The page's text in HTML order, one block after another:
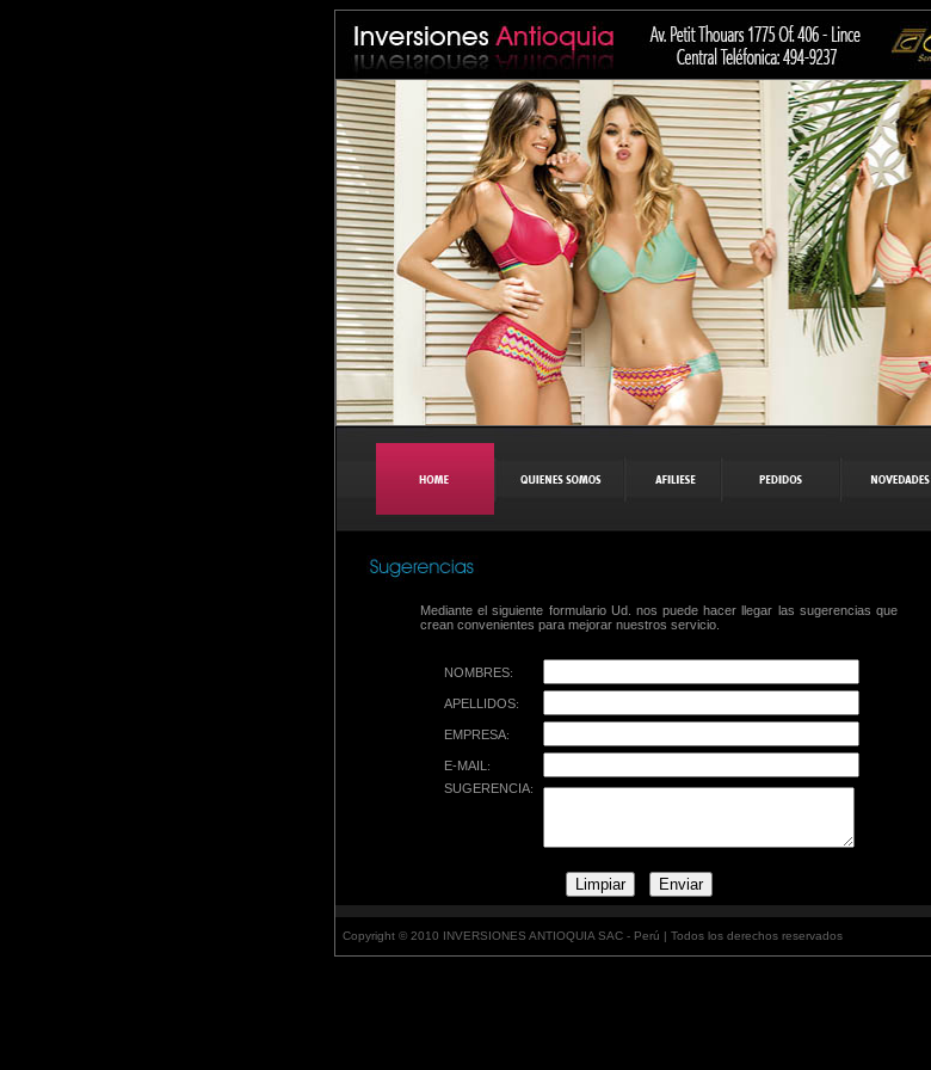
Mediante el siguiente formulario Ud. nos puede hacer llegar las sugerencias que
crean convenientes para mejorar nuestros servicio.
NOMBRES:
APELLIDOS:
EMPRESA:
E-MAIL :
SUGERENCIA:
Copyright © 2010 INVERSIONES ANTIOQUIA SAC - Perú | Todos los derechos reservados